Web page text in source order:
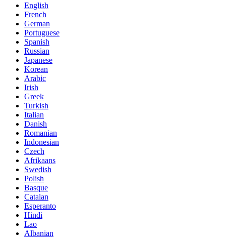
English
French
German
Portuguese
Spanish
Russian
Japanese
Korean
Arabic
Irish
Greek
Turkish
Italian
Danish
Romanian
Indonesian
Czech
Afrikaans
Swedish
Polish
Basque
Catalan
Esperanto
Hindi
Lao
Albanian